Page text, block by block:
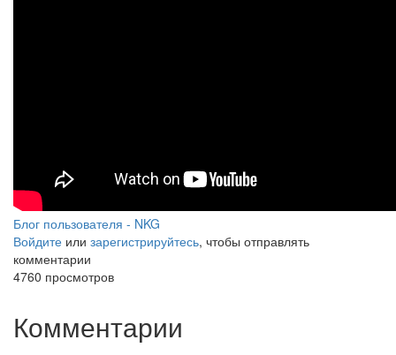
Блог пользователя - NKG
Войдите или зарегистрируйтесь, чтобы отправлять
комментарии
4760 просмотров
Комментарии